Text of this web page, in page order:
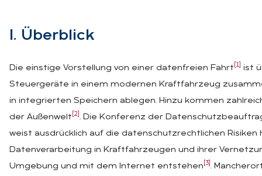
I. Über­blick
Die einstige Vorstellung von einer datenfreien Fahrt [1]
ist
Steuergeräte in einem modernen Kraftfahrzeug
in integrierten Speichern ablegen. Hinzu kommen
der Außenwelt [2] . Die Konferenz der
weist ausdrücklich auf die datenschutzrechtlichen
Datenverarbeitung in Kraftfahrzeugen und ihrer
Umgebung und mit dem Internet entstehen [3] .